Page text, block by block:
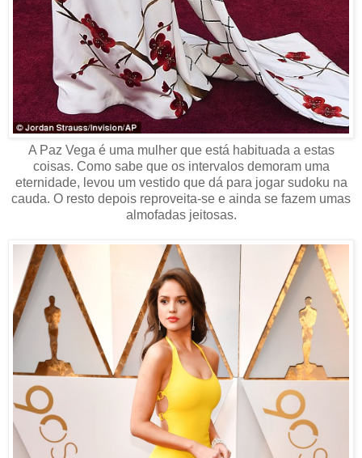
A Paz Vega é uma mulher que está habituada a estas
coisas. Como sabe que os intervalos demoram uma
eternidade, levou um vestido que dá para jogar sudoku na
cauda. O resto depois reproveita-se e ainda se fazem umas
almofadas jeitosas.